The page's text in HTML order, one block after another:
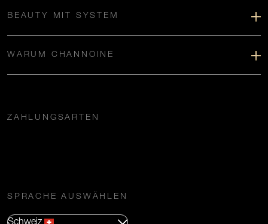
BEAUTY MIT SYSTEM
WARUM CHANNOINE
ZAHLUNGSARTEN
SPRACHE AUSWÄHLEN
Schweiz